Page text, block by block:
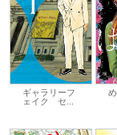
ギャラリーフ
ェイク セ...